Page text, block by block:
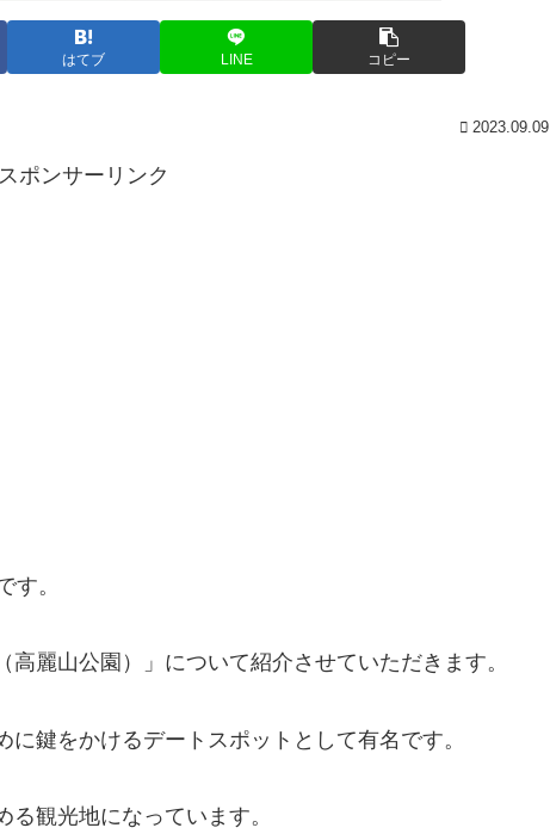
はてブ LINE コピー
2023.09.09
スポンサーリンク
す。
麗山公園）」について紹介させていただきます。
鍵をかけるデートスポットとして有名です。
観光地になっています。